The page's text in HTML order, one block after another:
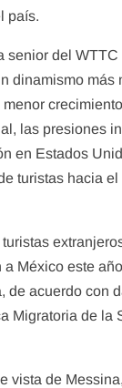
país.
senior del
dinamismo más
las presiones
en Estados
turistas hacia el
México este
de acuerdo con
Migratoria de la
vista de